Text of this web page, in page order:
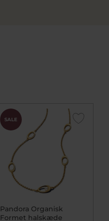
SALE
Pandora Organisk
Formet halskæde